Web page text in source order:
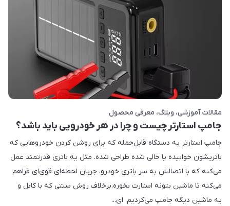
مقالات آموزشی وبلاگ معرفی محصول
جامپ استارتر چیست و چرا در هر خودرویی باید باشد؟
جامپ استارتر یه دستگاه قابل‌حمله که برای روشن کردن خودروهایی که
باتریشون خوابیده یا خالی شده طراحی شده. مثل یه باتری قدرتمند عمل
می‌کنه که با اتصالش به سر باتری خودرو، جریان لحظه‌ای قوی‌ای فراهم
می‌کنه تا ماشین بتونه استارت بخوره.برخلاف روش سنتی که با کابل و
یه ماشین دیگه جامپ می‌کردیم، ای...